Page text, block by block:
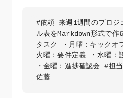
#依頼 来週1週間のプロジ
ル表をMarkdown形式で
タスク ・月曜：キックオ
火曜：要件定義 ・水曜：
・金曜：進捗確認会 #担
佐藤